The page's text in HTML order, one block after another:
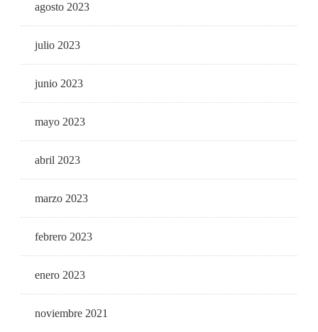
agosto 2023
julio 2023
junio 2023
mayo 2023
abril 2023
marzo 2023
febrero 2023
enero 2023
noviembre 2021